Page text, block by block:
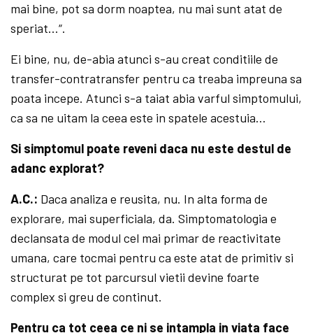
mai bine, pot sa dorm noaptea, nu mai sunt atat de
speriat…“.
Ei bine, nu, de-abia atunci s-au creat conditiile de
transfer-contratransfer pentru ca treaba impreuna sa
poata incepe. Atunci s-a taiat abia varful simptomului,
ca sa ne uitam la ceea este in spatele acestuia…
Si simptomul poate reveni daca nu este destul de
adanc explorat?
A.C.: Daca analiza e reusita, nu. In alta forma de
explorare, mai superficiala, da. Simptomatologia e
declansata de modul cel mai primar de reactivitate
umana, care tocmai pentru ca este atat de primitiv si
structurat pe tot parcursul vietii devine foarte
complex si greu de continut.
Pentru ca tot ceea ce ni se intampla in viata face